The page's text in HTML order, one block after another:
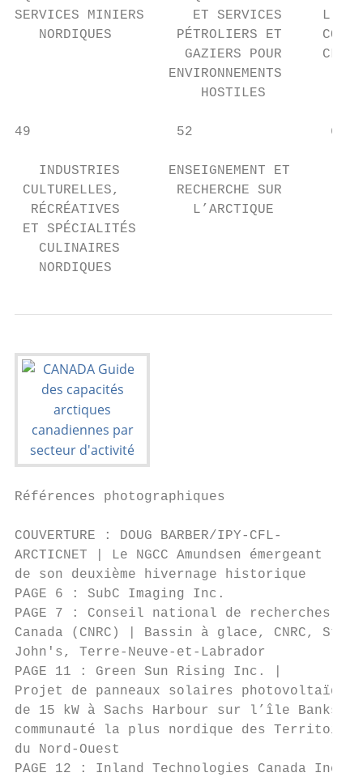
SERVICES MINIERS      ET SERVICES
NORDIQUES        PÉTROLIERS ET
GAZIERS POUR
ENVIRONNEMENTS
HOSTILES
49                  52                 60
INDUSTRIES      ENSEIGNEMENT ET
CULTURELLES,       RECHERCHE SUR
RÉCRÉATIVES         L’ARCTIQUE
ET SPÉCIALITÉS
   CULINAIRES
   NORDIQUES
Références photographiques
COUVERTURE : DOUG BARBER/IPY-CFL-
ARCTICNET | Le NGCC Amundsen émergeant
de son deuxième hivernage historique
PAGE 6 : SubC Imaging Inc.
PAGE 7 : Conseil national de recherches du
Canada (CNRC) | Bassin à glace, CNRC, St.
John's, Terre-Neuve-et-Labrador
PAGE 11 : Green Sun Rising Inc. |
Projet de panneaux solaires photovoltaïques
de 15 kW à Sachs Harbour sur l’île Banks,
communauté la plus nordique des Territoires
du Nord-Ouest
PAGE 12 : Inland Technologies Canada Inc.